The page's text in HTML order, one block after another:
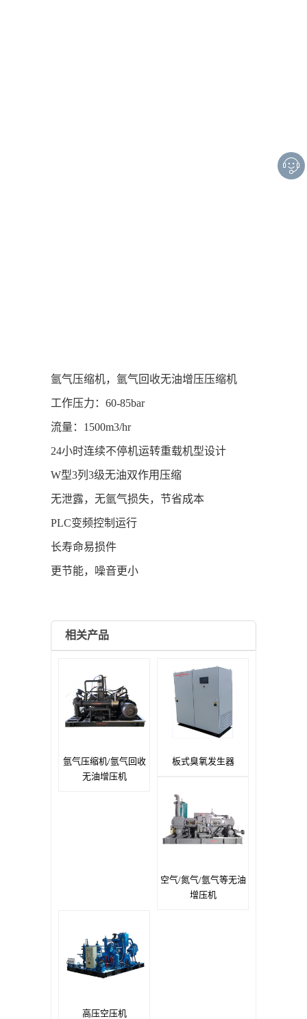
氩气压缩机，氩气回收无油增压压缩机
工作压力：60-85bar
流量：1500m3/hr
24小时连续不停机运转重载机型设计
W型3列3级无油双作用压缩
无泄露，无氩气损失，节省成本
PLC变频控制运行
长寿命易损件
更节能，噪音更小
相关产品
氩气压缩机/氩气回收
无油增压机
板式臭氧发生器
空气/氮气/氩气等无油
增压机
高压空压机